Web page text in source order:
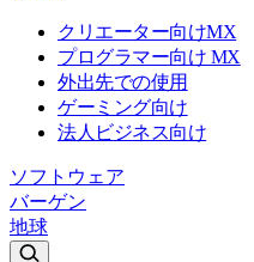
クリエーター向けMX
プログラマー向け MX
外出先での使用
ゲーミング向け
法人ビジネス向け
ソフトウェア
バーゲン
地球